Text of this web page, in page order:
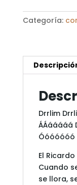
de
Biberón
Categoría:
Drrlim
ÁÁááááá
Óóóóóóó
El
Cuando
se llora,